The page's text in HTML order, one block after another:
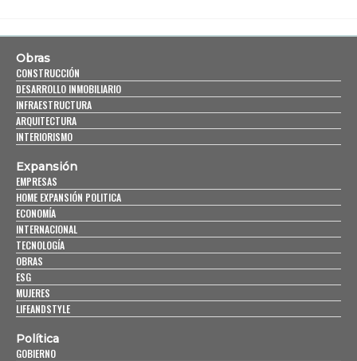
Obras
CONSTRUCCIÓN
DESARROLLO INMOBILIARIO
INFRAESTRUCTURA
ARQUITECTURA
INTERIORISMO
Expansión
EMPRESAS
HOME EXPANSIÓN POLITICA
ECONOMÍA
INTERNACIONAL
TECNOLOGÍA
OBRAS
ESG
MUJERES
LIFEANDSTYLE
Política
GOBIERNO